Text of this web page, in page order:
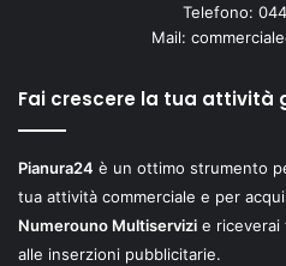
Telefono:
Mail:
Fai crescere la tua attività
Pianura24 è un ottimo strumento
tua attività commerciale e per
Numerouno Multiservizi e riceverai
alle inserzioni pubblicitarie.